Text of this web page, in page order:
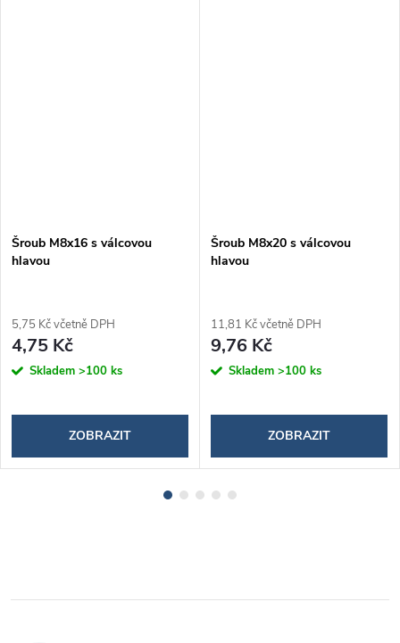
Šroub M8x16 s válcovou
hlavou
5,75 Kč včetně DPH
4,75 Kč
Skladem >100 ks
ZOBRAZIT
Šroub M8x20 s válcovou
hlavou
11,81 Kč včetně DPH
9,76 Kč
Skladem >100 ks
ZOBRAZIT